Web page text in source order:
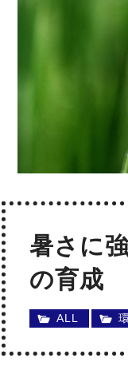
暑さに
の育成
ALL